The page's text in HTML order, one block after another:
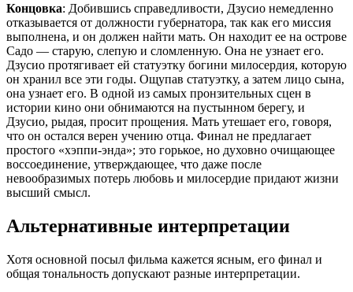
Концовка: Добившись справедливости, Дзусио немедленно
отказывается от должности губернатора, так как его миссия
выполнена, и он должен найти мать. Он находит ее на острове
Садо — старую, слепую и сломленную. Она не узнает его.
Дзусио протягивает ей статуэтку богини милосердия, которую
он хранил все эти годы. Ощупав статуэтку, а затем лицо сына,
она узнает его. В одной из самых пронзительных сцен в
истории кино они обнимаются на пустынном берегу, и
Дзусио, рыдая, просит прощения. Мать утешает его, говоря,
что он остался верен учению отца. Финал не предлагает
простого «хэппи-энда»; это горькое, но духовно очищающее
воссоединение, утверждающее, что даже после
невообразимых потерь любовь и милосердие придают жизни
высший смысл.
Альтернативные интерпретации
Хотя основной посыл фильма кажется ясным, его финал и
общая тональность допускают разные интерпретации.